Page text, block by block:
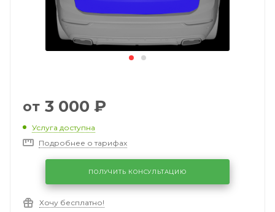
от 3 000 ₽
Услуга доступна
Подробнее о тарифах
ПОЛУЧИТЬ КОНСУЛЬТАЦИЮ
Хочу бесплатно!